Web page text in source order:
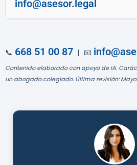
info@asesor.legal
📞 668 51 00 87 | 📧
Contenido elaborado con apoyo de IA.
un abogado colegiado. Última revisión: Mayo